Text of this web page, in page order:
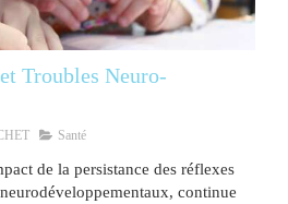
Troubles Neuro-
Santé
de la persistance des réflexes
continue